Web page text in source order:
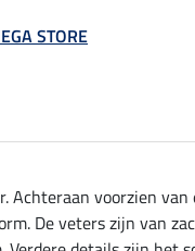
STORE
Achteraan voorzien van
De veters zijn van